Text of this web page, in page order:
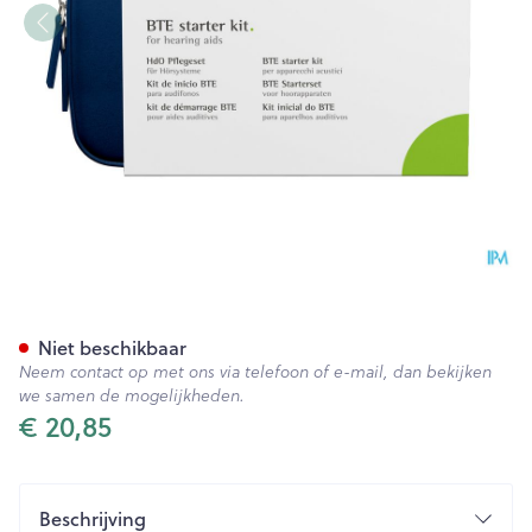
€ 20,85
Niet beschikbaar
Neem contact op met ons via telefoon of e-mail, dan bekijken
we samen de mogelijkheden.
Beschrijving